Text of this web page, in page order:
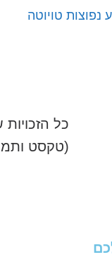
נפוצות טויוטה
כל
(טקסט